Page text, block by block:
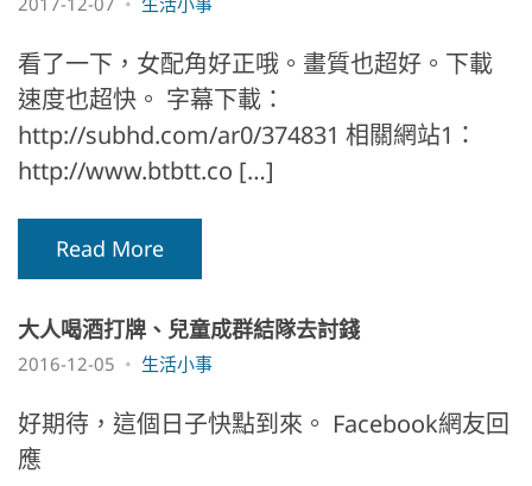
看了一下，女配角好正哦。畫質也超好。下載
速度也超快。 字幕下載：
http://subhd.com/ar0/374831 相關網站1：
http://www.btbtt.co […]
Read More
大人喝酒打牌、兒童成群結隊去討錢
2016-12-05 生活小事
好期待，這個日子快點到來。 Facebook網友回
應